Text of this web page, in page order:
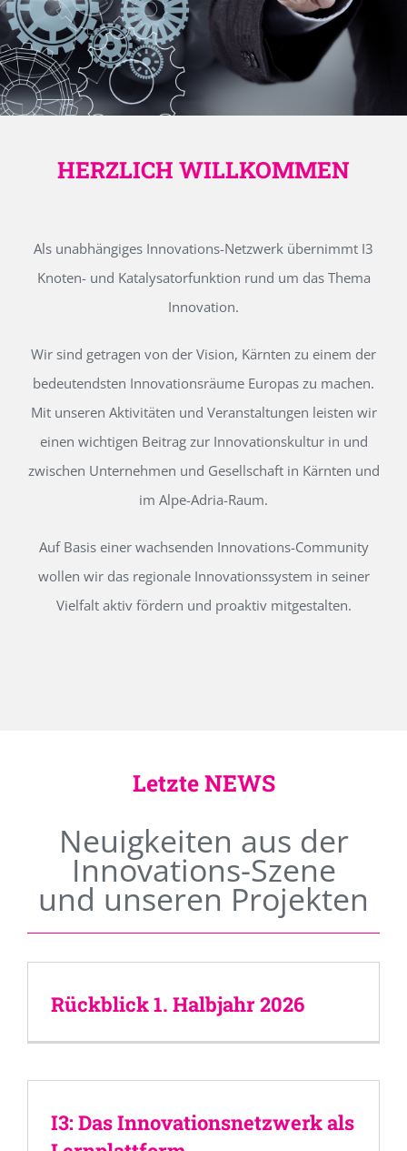
HERZLICH WILLKOMMEN
Als unabhängiges Innovations-Netzwerk übernimmt I3
Knoten- und Katalysatorfunktion rund um das Thema
Innovation.
Wir sind getragen von der Vision, Kärnten zu einem der
bedeutendsten Innovationsräume Europas zu machen.
Mit unseren Aktivitäten und Veranstaltungen leisten wir
einen wichtigen Beitrag zur Innovationskultur in und
zwischen Unternehmen und Gesellschaft in Kärnten und
im Alpe-Adria-Raum.
Auf Basis einer wachsenden Innovations-Community
wollen wir das regionale Innovationssystem in seiner
Vielfalt aktiv fördern und proaktiv mitgestalten.
Letzte NEWS
Neuigkeiten aus der
Innovations-Szene
und unseren Projekten
Rückblick 1. Halbjahr 2026
I3: Das Innovationsnetzwerk als